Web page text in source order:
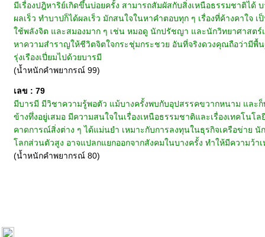
มีเรื่องปฎิหาริย์เกิดขึ้นบ่อยครั้ง สามารถสัมผัสกับสิ่งเหนือธรรมชาติได้
ผลเร็ว ทำบาปก็ได้ผลเร็ว มักสนใจในหาคำตอบทุก ๆ เรื่องที่ค้างคาใ
ใช้พลังจิต และสมองมาก ๆ เช่น หมอดู นักปรัชญา และนักวิทยาศาสต
หาความสำราญให้ชีวิตจิตใจกระชุ่มกระชวย อันที่จริงดวงคุณถือว่ามีพื้
รุ่งเรืองเปี่ยมไปด้วยบารมี
(น้ำหนักคำพยากรณ์ 99)
เลข : 79
มีบารมี มีวิชาความรู้พอตัว แม้บางครั้งพบกับอุปสรรคขวากหนาม และ
ข้างทึ่งอยู่เสมอ มีความสนใจในเรื่องเหนือธรรมชาติและเรื่องเทคโน
คาดการณ์สิ่งต่าง ๆ ได้แม่นยำ เหมาะกับการลงทุนในธุรกิจเครือข่าย
โลกส่วนตัวสูง อาจแปลกแยกออกจากสังคมในบางครั้ง ทำให้มีความว้าเ
(น้ำหนักคำพยากรณ์ 80)